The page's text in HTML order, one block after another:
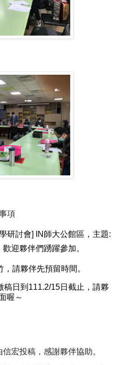
項
研討會] IN 師大公館區，主題:
迎夥伴們踴躍參加。
，請夥伴先預留時間。
稿日到 111.2/15日截止，請夥
喔～
宏投稿，感謝夥伴協助。